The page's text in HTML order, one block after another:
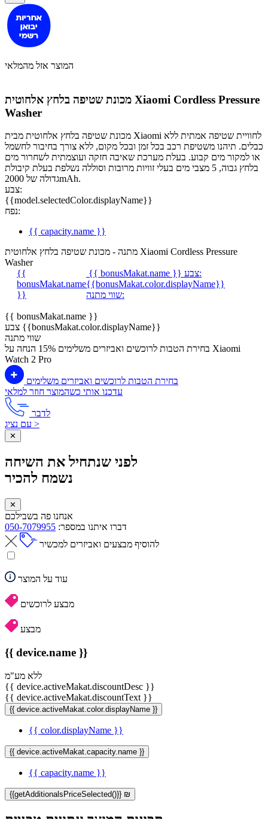
המוצר אזל מהמלאי
מכונת שטיפה בלחץ אלחוטית Xiaomi Cordless Pressure
Washer
מכונת שטיפה בלחץ אלחוטית מבית Xiaomi לחוויית שטיפה אמתית ללא
כבלים. תיהנו משטיפת רכב בכל זמן ובכל מקום, ללא צורך בחיבור לחשמל
או למקור מים קבוע. בעלת מערכת שאיבה חזקה ועוצמתית לשחרור מים
בלחץ גבוה, 5 מצבי מים בעלי זוויות מרובות וסוללה נשלפת בעלת קיבולת
גדולה של 2000mAh.
צבע:
{{model.selectedColor.displayName}}
נפח:
{{ capacity.name }}
מתנה - מכונת שטיפה בלחץ אלחוטית Xiaomi Cordless Pressure
Washer
{{
bonusMakat.name
}}
{{ bonusMakat.name }}
צבע:
{{bonusMakat.color.displayName}}
שווי מתנה:
{{ bonusMakat.name }}
צבע {{bonusMakat.color.displayName}}
שווי מתנה
בחירת הטבות לרוכשים ואביזרים משלימים
15% הנחה על Xiaomi
Watch 2 Pro
בחירת הטבות לרוכשים ואביזרים משלימים
עדכנו אותי כשהמוצר חוזר למלאי
לדבר
עם נציג >
✕
לפני שנתחיל את השיחה
נשמח להכיר
✕
אנחנו פה בשבילכם
דברו איתנו במספר: 050-7079955
להוסיף מבצעים ואביזרים למכשיר
עוד על המוצר
מבצע לרוכשים
מבצע
{{ device.name }}
ללא מע"מ
{{ device.activeMakat.discountDesc }}
{{ device.activeMakat.discountText }}
{{ device.activeMakat.color.displayName }}
{{ color.displayName }}
{{ device.activeMakat.capacity.name }}
{{ capacity.name }}
{{getAdditionalsPriceSelected()}} ₪